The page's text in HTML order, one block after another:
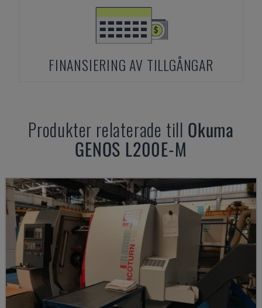
FINANSIERING AV TILLGÅNGAR
Produkter relaterade till Okuma
GENOS L200E-M